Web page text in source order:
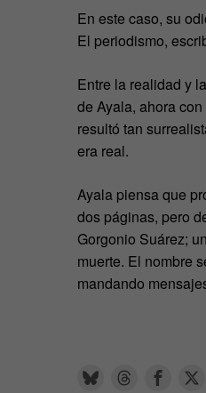
En este caso, su
El periodismo,
Entre la realidad y
de Ayala, ahora
resultó tan
era real.
Ayala piensa que
dos páginas, pero
Gorgonio Suárez;
muerte. El nombre
mandando